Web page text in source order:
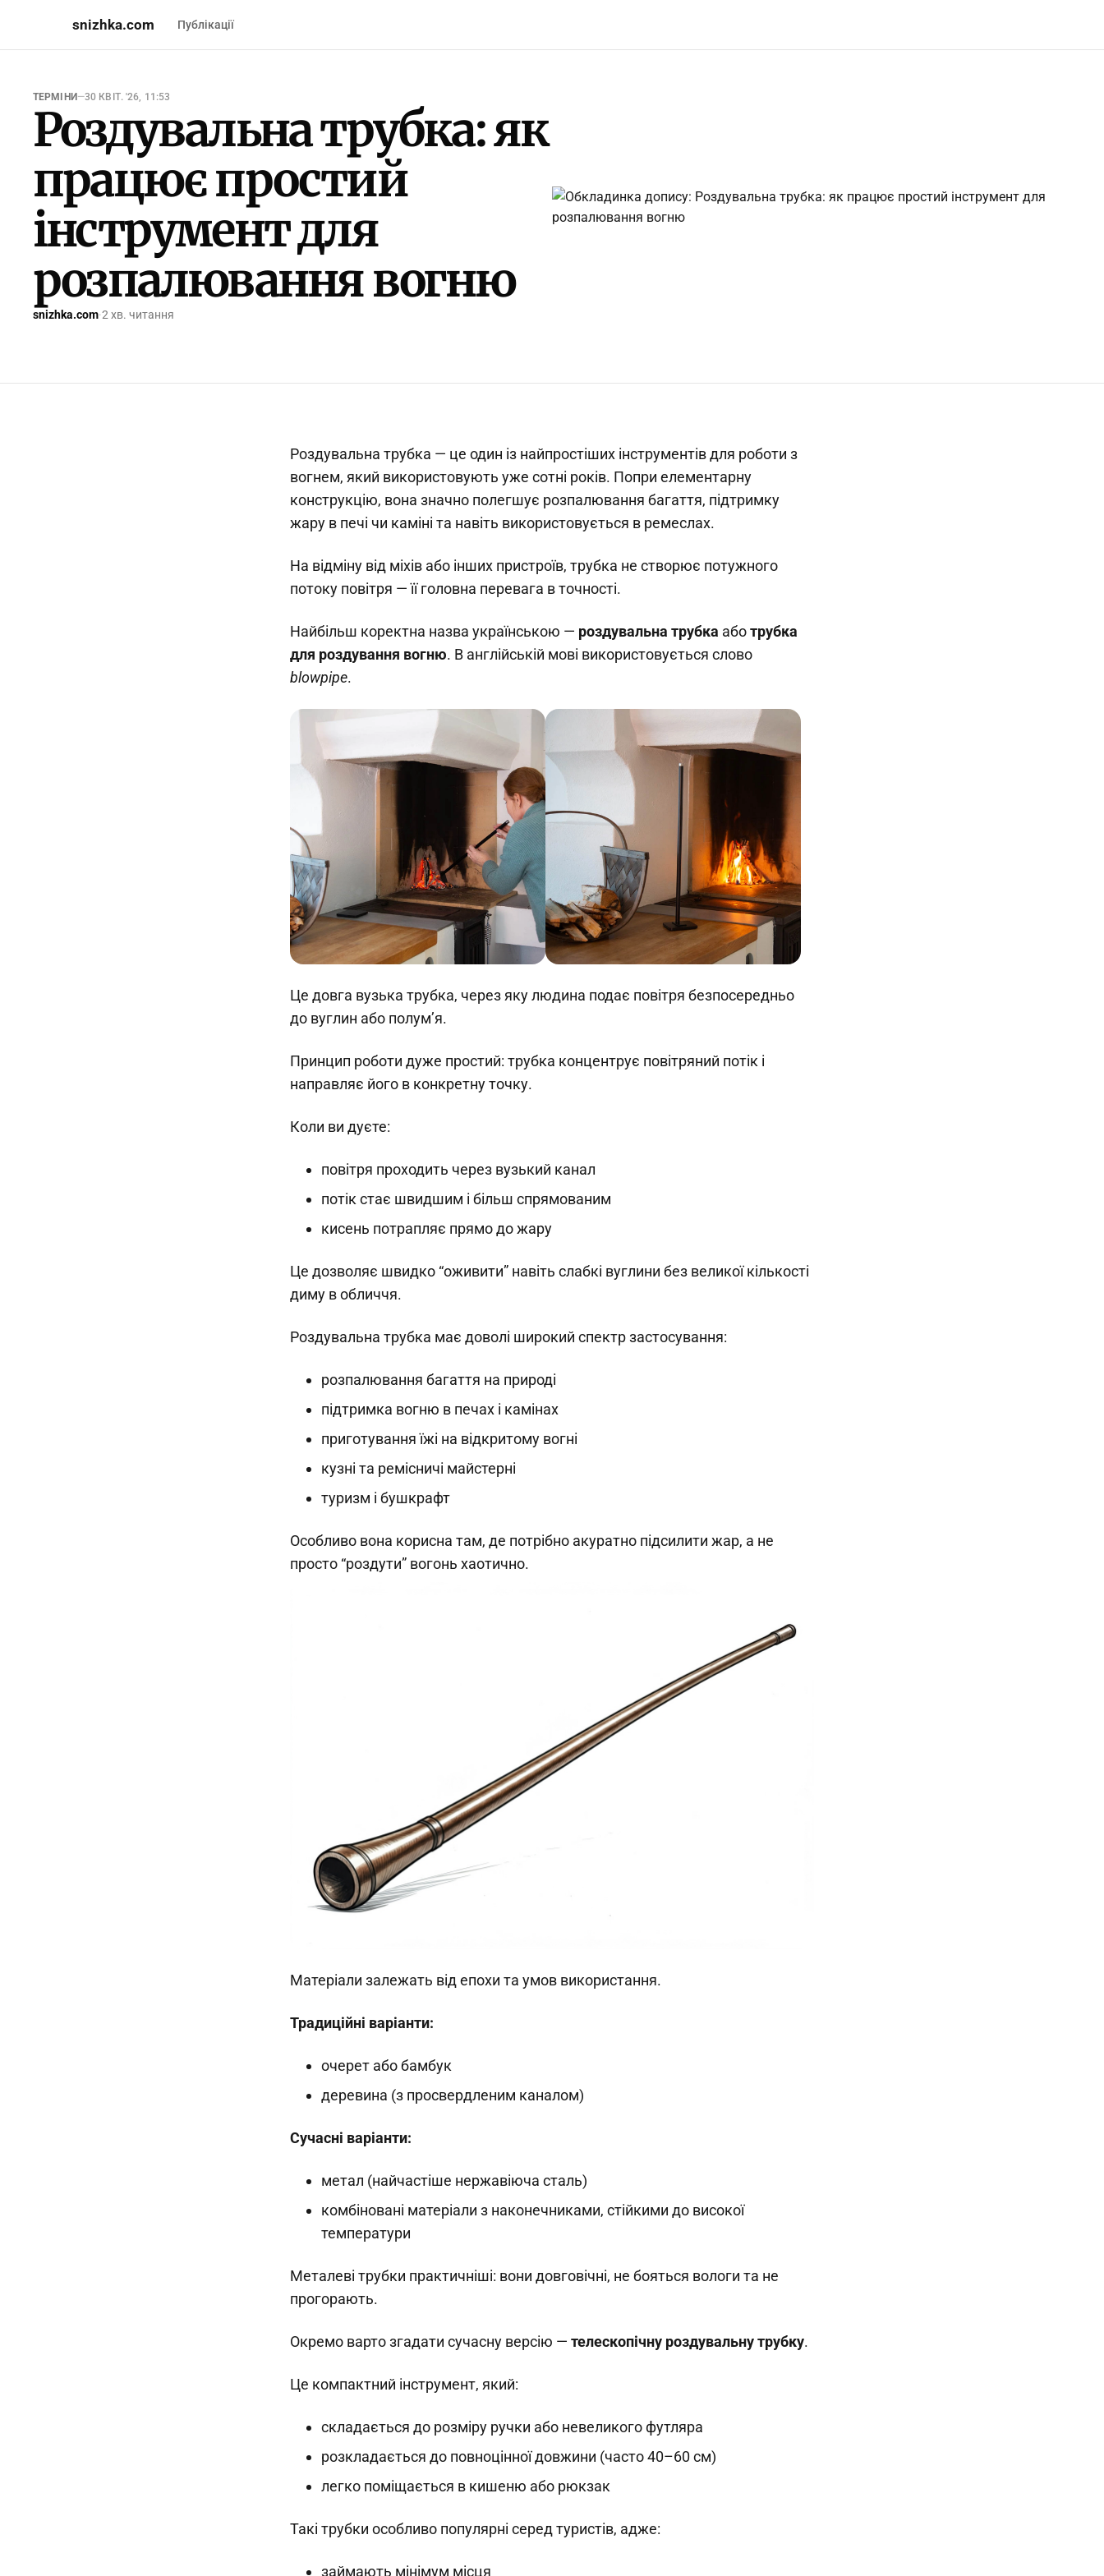
snizhka.com Публікації
ТЕРМІНИ —30 КВІТ. '26, 11:53
Роздувальна трубка: як
працює простий
інструмент для
розпалювання вогню
snizhka.com·2 хв. читання
Роздувальна трубка — це один із найпростіших інструментів для роботи з
вогнем, який використовують уже сотні років. Попри елементарну
конструкцію, вона значно полегшує розпалювання багаття, підтримку
жару в печі чи каміні та навіть використовується в ремеслах.
На відміну від міхів або інших пристроїв, трубка не створює потужного
потоку повітря — її головна перевага в точності.
Найбільш коректна назва українською — роздувальна трубка аботрубка
для роздування вогню. В англійській мові використовується слово
blowpipe.
Це довга вузька трубка, через яку людина подає повітря безпосередньо
до вуглин або полум’я.
Принцип роботи дуже простий: трубка концентрує повітряний потік і
направляє його в конкретну точку.
Коли ви дуєте:
повітря проходить через вузький канал
потік стає швидшим і більш спрямованим
кисень потрапляє прямо до жару
Це дозволяє швидко “оживити” навіть слабкі вуглини без великої кількості
диму в обличчя.
Роздувальна трубка має доволі широкий спектр застосування:
розпалювання багаття на природі
підтримка вогню в печах і камінах
приготування їжі на відкритому вогні
кузні та ремісничі майстерні
туризм і бушкрафт
Особливо вона корисна там, де потрібно акуратно підсилити жар, а не
просто “роздути” вогонь хаотично.
Матеріали залежать від епохи та умов використання.
Традиційні варіанти:
очерет або бамбук
деревина (з просвердленим каналом)
Сучасні варіанти:
метал (найчастіше нержавіюча сталь)
комбіновані матеріали з наконечниками, стійкими до високої
температури
Металеві трубки практичніші: вони довговічні, не бояться вологи та не
прогорають.
Окремо варто згадати сучасну версію — телескопічну роздувальну трубку.
Це компактний інструмент, який:
складається до розміру ручки або невеликого футляра
розкладається до повноцінної довжини (часто 40–60 см)
легко поміщається в кишеню або рюкзак
Такі трубки особливо популярні серед туристів, адже:
займають мінімум місця